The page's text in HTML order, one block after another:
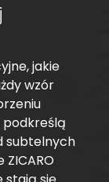
jakie
wzór
subtelnych